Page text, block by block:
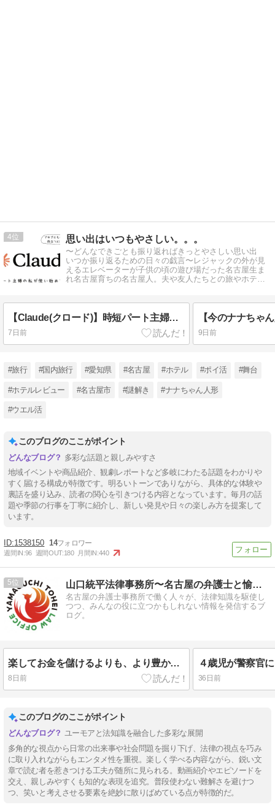
4 思い出はいつもやさしい。。。
〜どんなできごとも振り返ればきっとやさしい思い出
いつか振り返るための日々の戯言〜レジャックの外が見
えるエレベーターが子供の頃の遊び場だった名古屋生ま
れ名古屋育ちの名古屋人。夫や友人たちとの旅やホテル
【Claude(クロード)】時短パート主婦の私が使い始めた理由☆ブログにも暮らしにも役立つAIでした♪
7日前 9日前
#旅行 #国内旅行 #愛知県 #名古屋 #ホテル #ポイ活 #舞台
#ホテルレビュー #名古屋市 #謎解き #ナナちゃん人形
#ウエル活
このブログのここがポイント
多彩な話題と親しみやすさ
地域イベントや商品紹介、観劇レポートなど多岐にわたる話題をわかりや
すく届ける構成が特徴です。明るいトーンでありながら、具体的な体験や
裏話を盛り込み、読者の関心を引きつける内容となっています。毎月の話
題や季節の行事を丁寧に紹介し、新しい発見や日々の楽しみ方を提案して
います。
1538150 14
週間IN:96 週間OUT:180 月間IN:440
5 山口統平法律事務所〜名古屋の弁護士と愉快な仲間たち
名古屋の弁護士事務所で働く人々が、法律知識を駆使し
つつ、みんなの役に立つかもしれない情報を発信するブ
ログ。
楽してお金を儲けるよりも、より豊かな人生を送るために
8日前 36日前
このブログのここがポイント
ユーモアと法知識を融合した多彩な展開
多角的な視点から日常の出来事や社会問題を掘り下げ、法律の視点を巧み
に取り入れながらもエンタメ性を重視。楽しく学べる内容ながら、鋭い文
章で読む者を惹きつける工夫が随所に見られる。動画紹介やエピソードを
交え、親しみやすくも知的な表現を追究。普段使わない難解さを避けつ
つ、笑いと考えさせる要素を絶妙に散りばめている点が特徴的だ。